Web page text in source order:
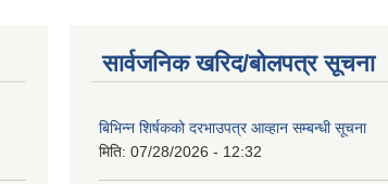
सार्वजनिक खरिद/बोलपत्र सूचना
बिभिन्‍न शिर्षकको दरभाउपत्र आव्हान सम्बन्धी सूचना
मिति: 07/28/2026 - 12:32